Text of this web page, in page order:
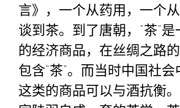
言》，一个从药用，一个
谈到茶。到了唐朝，“茶”
的经济商品，在丝绸之路
包含“茶”。而当时中国社
这类的商品可以与酒抗衡